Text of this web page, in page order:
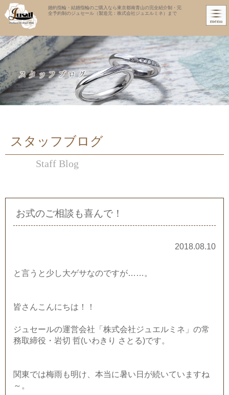
婚約指輪・結婚指輪のご購入なら東京都南青山の完全紹介制・完
全予約制のジュセール（製造元：株式会社ジュエルミネ）まで
スタッフブログ
Staff Blog
お式のご相談も喜んで！
2018.08.10
と言うと少し大ゲサなのですが……。
皆さんこんにちは！！
ジュセールの運営会社「株式会社ジュエルミネ」の常
務取締役・岩切 哲(いわきり さとる)です。
関東では梅雨も明け、本当に暑い日が続いていますね
～。